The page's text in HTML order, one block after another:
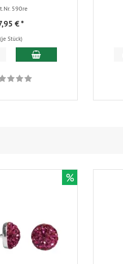
590re
€*
(je Stück)
In den Warenkorb
%